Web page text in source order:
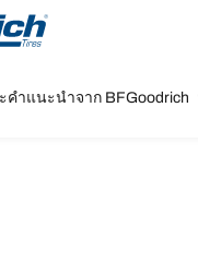
navigation
คำแนะนำจาก BFGoodrich